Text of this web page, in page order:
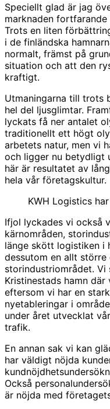
Speciellt glad är jag
marknaden
Trots en liten
i de finländska
normalt, främst på
situation och att den
kraftigt.
Utmaningarna till trots
hel del ljusglimtar.
lyckats få ner antalet
traditionellt ett högt
arbetets natur, men vi
och ligger nu betydligt
här är resultatet av
hela vår företagskultur.
KWH Logistics
Ifjol lyckades vi också
kärnområden,
länge skött logistiken i
dessutom en allt
storindustriområdet. Vi
Kristinestads hamn
eftersom vi har en
nyetableringar i
under året utvecklat
trafik.
En annan sak vi kan
har väldigt nöjda
Också
är nöjda med